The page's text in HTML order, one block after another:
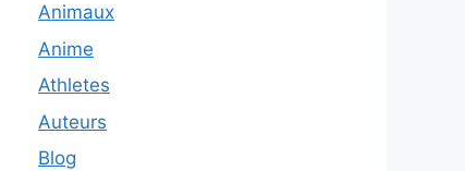
Animaux
Anime
Athletes
Auteurs
Blog